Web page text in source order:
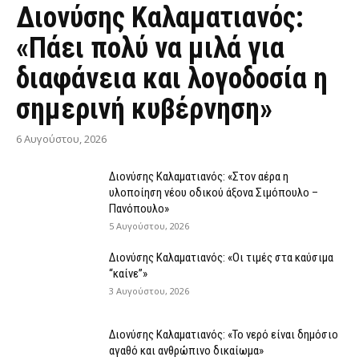
Διονύσης Καλαματιανός:
«Πάει πολύ να μιλά για
διαφάνεια και λογοδοσία η
σημερινή κυβέρνηση»
6 Αυγούστου, 2026
Διονύσης Καλαματιανός: «Στον αέρα η
υλοποίηση νέου οδικού άξονα Σιμόπουλο –
Πανόπουλο»
5 Αυγούστου, 2026
Διονύσης Καλαματιανός: «Οι τιμές στα καύσιμα
“καίνε”»
3 Αυγούστου, 2026
Διονύσης Καλαματιανός: «Το νερό είναι δημόσιο
αγαθό και ανθρώπινο δικαίωμα»